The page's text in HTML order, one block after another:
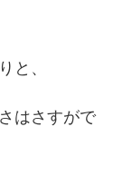
と、
はさすがで